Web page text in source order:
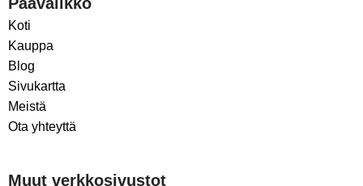
Koti
Kauppa
Blog
Sivukartta
Meistä
Ota yhteyttä
Muut verkkosivustot